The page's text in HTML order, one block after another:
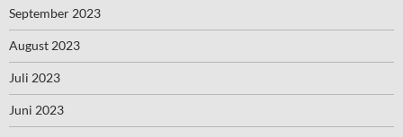
September 2023
August 2023
Juli 2023
Juni 2023